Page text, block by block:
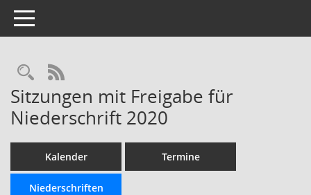
Toggle navigation
Rechercheauswahl
RSS-Feed
Sitzungen mit Freigabe für
Niederschrift 2020
Kalender Termine
Niederschriften